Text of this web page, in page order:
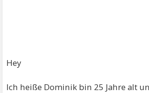
Hey
Ich heiße Dominik bin 25 Jahre alt